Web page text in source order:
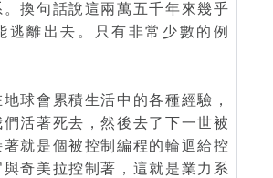
換句話說這兩萬五千年來幾乎
逃離出去。只有非常少數的例
球會累積生活中的各種經驗，
活著死去，然後去了下一世被
就是個被控制編程的輪迴給控
奇美拉控制著，這就是業力系